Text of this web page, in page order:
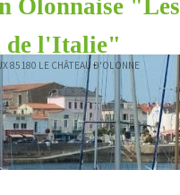
Olonnaise "Les
de l'Italie"
85180 LE CHÂTEAU D'OLONNE